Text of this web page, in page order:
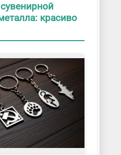
красиво